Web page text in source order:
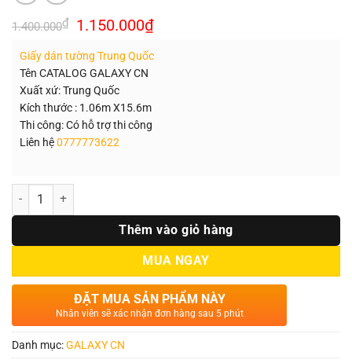
1.400.000₫ Giá
gốc
1.400.000₫.
1.150.000₫Giá
hiện
là:
Giấy dán tường Trung Quốc
Tên CATALOG GALAXY CN
Xuất xứ: Trung Quốc
Kích thước : 1.06m X15.6m
Thi công: Có hỗ trợ thi công
Liên hệ0777773622
Số lượng
Thêm vào giỏ hàng
MUA NGAY
ĐẶT MUA SẢN PHẨM NÀY
Nhân viên sẽ xác nhận đơn hàng sau 5 phút
Danh mục:GALAXY CN